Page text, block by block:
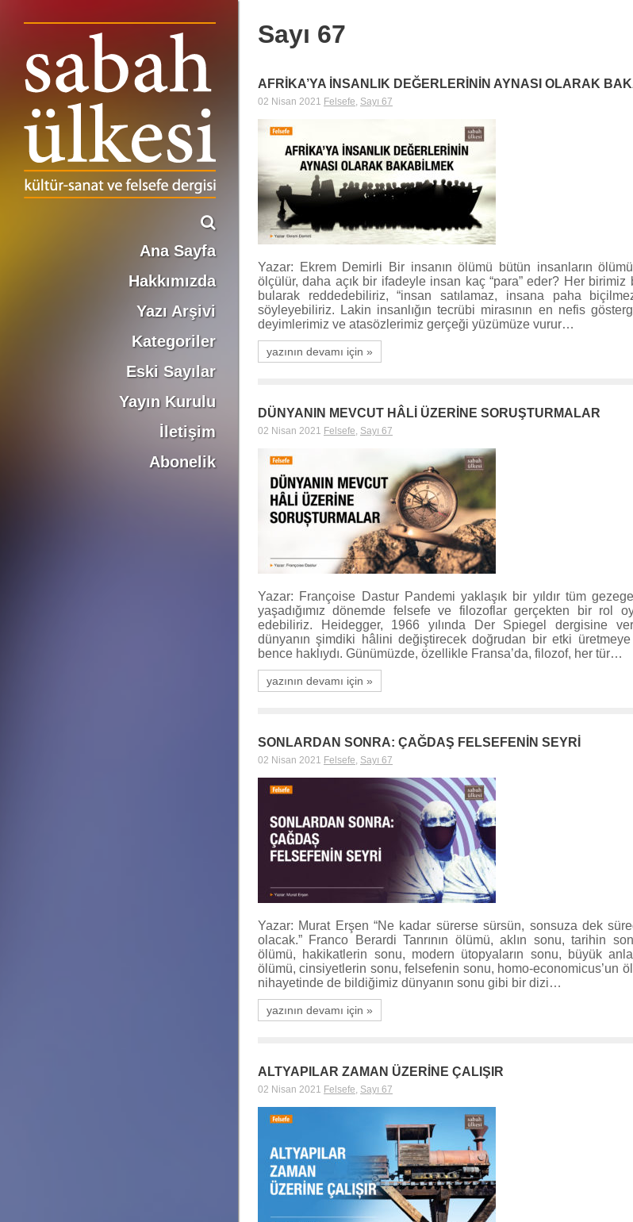
Ana Sayfa
Hakkımızda
Yazı Arşivi
Kategoriler
Eski Sayılar
Yayın Kurulu
İletişim
Abonelik
Sayı 67
AFRİKA’YA İNSANLIK DEĞERLERİNİN AYNASI OLARAK
02 Nisan 2021 Felsefe, Sayı 67
Yazar: Ekrem Demirli Bir insanın ölümü bütün insanların
ölçülür, daha açık bir ifadeyle insan kaç “para” eder? Her birimiz
bularak reddedebiliriz, “insan satılamaz, insana paha
söyleyebiliriz. Lakin insanlığın tecrübi mirasının en nefis
deyimlerimiz ve atasözlerimiz gerçeği yüzümüze vurur…
yazının devamı için »
DÜNYANIN MEVCUT HÂLİ ÜZERİNE SORUŞTURMALAR
02 Nisan 2021 Felsefe, Sayı 67
Yazar: Françoise Dastur Pandemi yaklaşık bir yıldır tüm
yaşadığımız dönemde felsefe ve filozoflar gerçekten bir rol
edebiliriz. Heidegger, 1966 yılında Der Spiegel dergisine
dünyanın şimdiki hâlini değiştirecek doğrudan bir etki
bence haklıydı. Günümüzde, özellikle Fransa’da, filozof, her tür…
yazının devamı için »
SONLARDAN SONRA: ÇAĞDAŞ FELSEFENİN SEYRİ
02 Nisan 2021 Felsefe, Sayı 67
Yazar: Murat Erşen “Ne kadar sürerse sürsün, sonsuza dek
olacak.” Franco Berardi Tanrının ölümü, aklın sonu, tarihin
ölümü, hakikatlerin sonu, modern ütopyaların sonu, büyük
ölümü, cinsiyetlerin sonu, felsefenin sonu, homo-economicus’un
nihayetinde de bildiğimiz dünyanın sonu gibi bir dizi…
yazının devamı için »
ALTYAPILAR ZAMAN ÜZERİNE ÇALIŞIR
02 Nisan 2021 Felsefe, Sayı 67